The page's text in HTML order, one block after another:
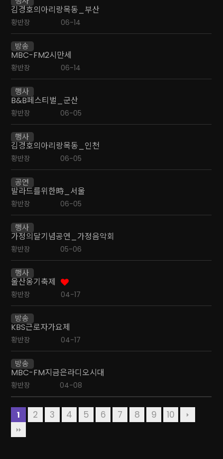
김경호의아리랑목동_부산
황반장 06-14
방송
MBC-FM2시만세
황반장 06-14
행사
B&B페스티벌_군산
황반장 06-05
행사
김경호의아리랑목동_인천
황반장 06-05
공연
발라드를위한時_서울
황반장 06-05
행사
가정의달기념공연_가정음악회
황반장 05-06
행사
울산옹기축제
황반장 04-17
방송
KBS근로자가요제
황반장 04-17
방송
MBC-FM지금은라디오시대
황반장 04-08
1 2 3 4 5 6 7 8 9 10